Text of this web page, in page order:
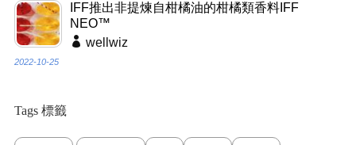
IFF推出非提煉自柑橘油的柑橘類香料IFF
NEO™
wellwiz
2022-10-25
Tags 標籤